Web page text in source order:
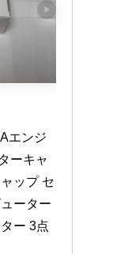
エンジ
ーキャ
ップ セ
ーター
ー 3点